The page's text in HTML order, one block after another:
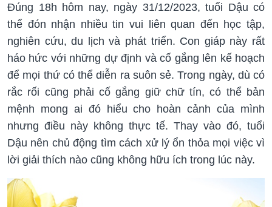
Đúng 18h hôm nay, ngày 31/12/2023, tuổi Dậu có
thể đón nhận nhiều tin vui liên quan đến học tập,
nghiên cứu, du lịch và phát triển. Con giáp này rất
háo hức với những dự định và cố gắng lên kế hoạch
để mọi thứ có thể diễn ra suôn sẻ. Trong ngày, dù có
rắc rối cũng phải cố gắng giữ chữ tín, có thể bản
mệnh mong ai đó hiểu cho hoàn cảnh của mình
nhưng điều này không thực tế. Thay vào đó, tuổi
Dậu nên chủ động tìm cách xử lý ổn thỏa mọi việc vì
lời giải thích nào cũng không hữu ích trong lúc này.